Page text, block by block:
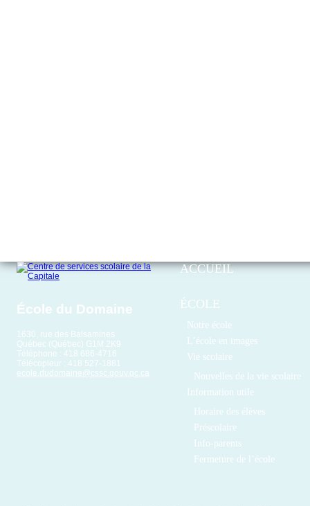
École du Domaine
1630, rue des Balsamines
Québec (Québec) G1M 2K9
Téléphone : 418 686-4716
Télécopieur : 418 527-1881
ecole.dudomaine@cssc.gouv.qc.ca
ACCUEIL
ÉCOLE
Notre école
L’école en images
Vie scolaire
Nouvelles de la vie scolaire
Information utile
Horaire des élèves
Préscolaire
Info-parents
Fermeture de l’école